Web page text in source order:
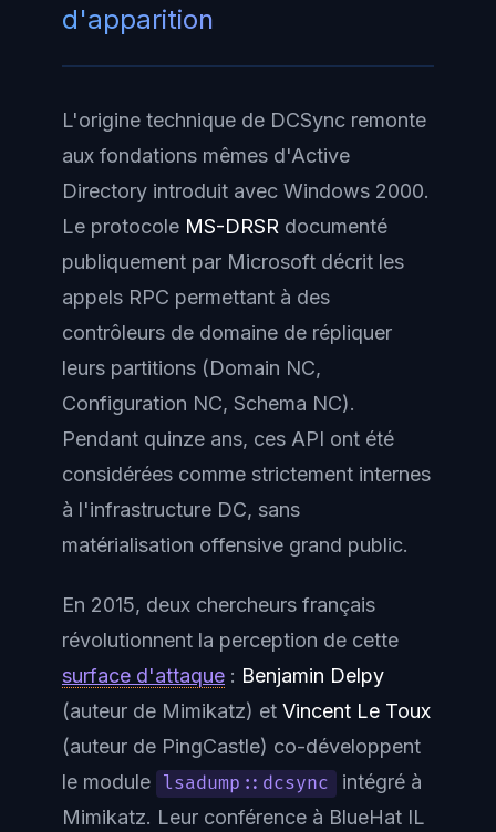
d'apparition
L'origine technique de DCSync remonte
aux fondations mêmes d'Active
Directory introduit avec Windows 2000.
Le protocole MS-DRSR documenté
publiquement par Microsoft décrit les
appels RPC permettant à des
contrôleurs de domaine de répliquer
leurs partitions (Domain NC,
Configuration NC, Schema NC).
Pendant quinze ans, ces API ont été
considérées comme strictement internes
à l'infrastructure DC, sans
matérialisation offensive grand public.
En 2015, deux chercheurs français
révolutionnent la perception de cette
surface d'attaque : Benjamin Delpy
(auteur de Mimikatz) et Vincent Le Toux
(auteur de PingCastle) co-développent
le module lsadump::dcsync
intégré à
Mimikatz. Leur conférence à BlueHat IL